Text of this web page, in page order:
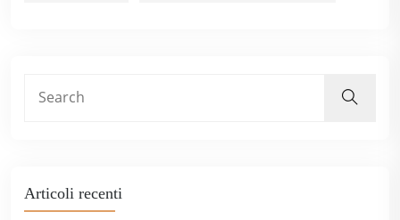
Articoli recenti